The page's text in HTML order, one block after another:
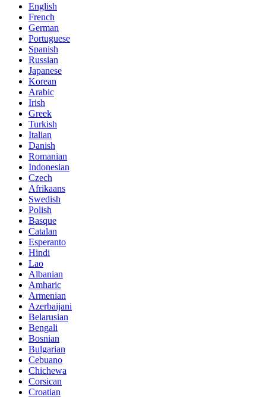
English
French
German
Portuguese
Spanish
Russian
Japanese
Korean
Arabic
Irish
Greek
Turkish
Italian
Danish
Romanian
Indonesian
Czech
Afrikaans
Swedish
Polish
Basque
Catalan
Esperanto
Hindi
Lao
Albanian
Amharic
Armenian
Azerbaijani
Belarusian
Bengali
Bosnian
Bulgarian
Cebuano
Chichewa
Corsican
Croatian